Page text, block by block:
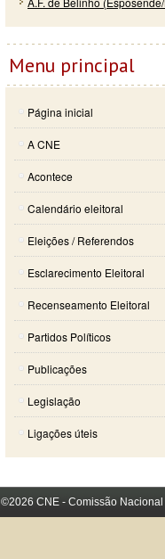
Menu principal
Página inicial
A CNE
Acontece
Calendário eleitoral
Eleições / Referendos
Esclarecimento Eleitoral
Recenseamento Eleitoral
Partidos Políticos
Publicações
Legislação
Ligações úteis
©2026 CNE - Comissão